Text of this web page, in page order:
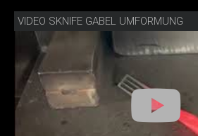
VIDEO SKNIFE GABEL UMFORMUNG